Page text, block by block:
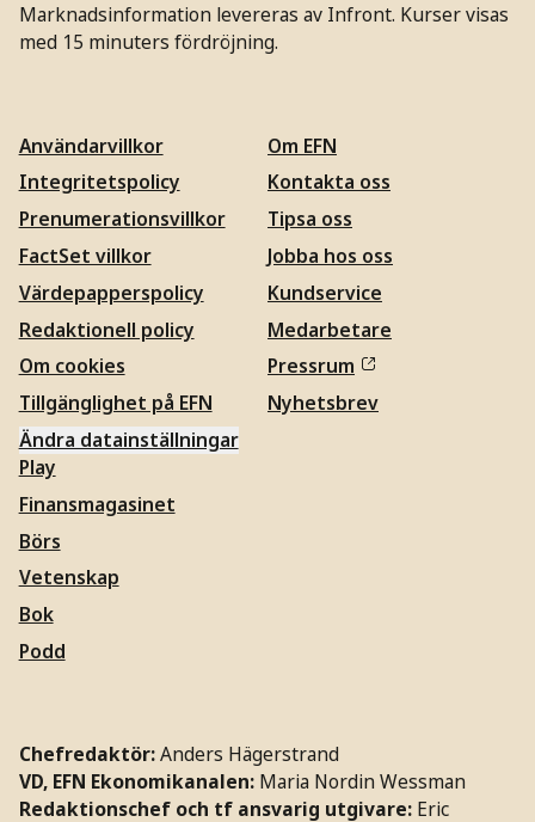
Marknadsinformation levereras av Infront. Kurser visas
med 15 minuters fördröjning.
Användarvillkor
Integritetspolicy
Prenumerationsvillkor
FactSet villkor
Värdepapperspolicy
Redaktionell policy
Om cookies
Tillgänglighet på EFN
Ändra datainställningar
Om EFN
Kontakta oss
Tipsa oss
Jobba hos oss
Kundservice
Medarbetare
Pressrum
Nyhetsbrev
Play
Finansmagasinet
Börs
Vetenskap
Bok
Podd
Chefredaktör:Anders Hägerstrand
VD, EFN Ekonomikanalen: Maria Nordin Wessman
Redaktionschef och tf ansvarig utgivare: Eric